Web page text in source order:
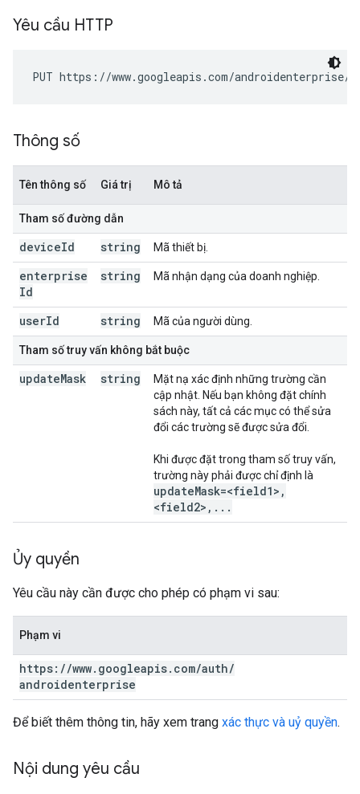
Yêu cầu HTTP
PUT https://www.googleapis.com/androidenterprise/
Thông số
Tên thông số Giá trị Mô tả
Tham số đường dẫn
deviceId string Mã thiết bị.
enterprise
Id
string Mã nhận dạng của doanh nghiệp.
userId string Mã của người dùng.
Tham số truy vấn không bắt buộc
updateMask string
Mặt nạ xác định những trường cần
cập nhật. Nếu bạn không đặt chính
sách này, tất cả các mục có thể sửa
đổi các trường sẽ được sửa đổi.
Khi được đặt trong tham số truy vấn,
trường này phải được chỉ định là
updateMask=<field1> ,
<field2> , . . .
Ủy quyền
Yêu cầu này cần được cho phép có phạm vi sau:
Phạm vi
https: //www. googleapis. com/auth/
androidenterprise
Để biết thêm thông tin, hãy xem trang xác thực và uỷ quyền.
Nội dung yêu cầu